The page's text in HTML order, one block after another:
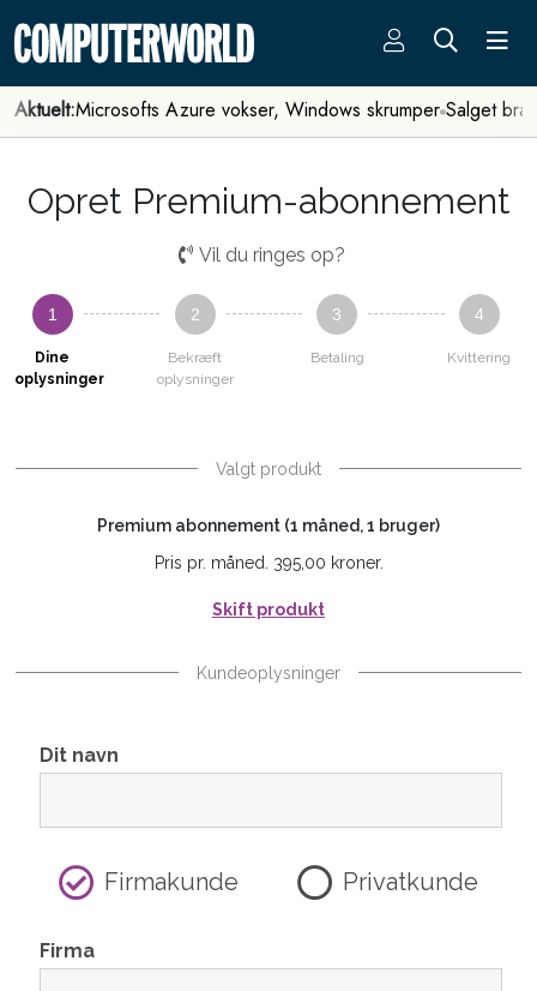
Aktuelt:Microsofts Azure vokser, Windows skrumper Salget
Opret Premium-abonnement
Vil du ringes op?
1
Dine
oplysninger
2
Bekræft
oplysninger
3
Betaling
4
Kvittering
Valgt produkt
Premium abonnement (1 måned, 1 bruger)
Pris pr. måned. 395,00 kroner.
Skift produkt
Kundeoplysninger
Dit navn
Firmakunde Privatkunde
Firma